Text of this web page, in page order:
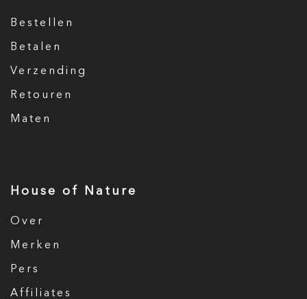
Bestellen
Betalen
Verzending
Retouren
Maten
House of Nature
Over
Merken
Pers
Affiliates